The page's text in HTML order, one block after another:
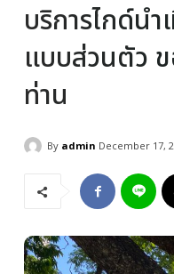
บริษัทเบสเฟร
เส้นทางที่ต้องการ
บริการไกด์น
แบบส่วนตัว
ท่าน
By admin December 17,